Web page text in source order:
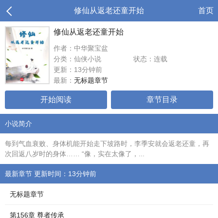
修仙从返老还童开始 首页
修仙从返老还童开始
作者：中华聚宝盆
分类：仙侠小说
状态：连载
更新：13分钟前
最新： 无标题章节
开始阅读 章节目录
小说简介
每到气血衰败、身体机能开始走下坡路时，李季安就会返老还童，再
次回返八岁时的身体…… “像，实在太像了，...
最新章节 更新时间：13分钟前
无标题章节
第156章 尊者传承